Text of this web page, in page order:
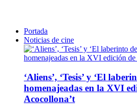
Portada
Noticias de cine
‘Aliens’, ‘Tesis’ y ‘El
homenajeadas en la XVI
Acocollona’t